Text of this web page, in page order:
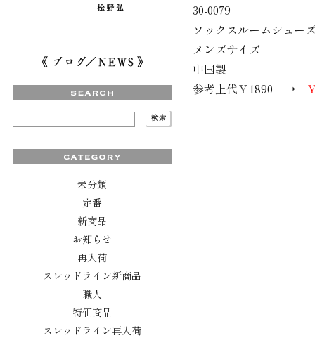
未分類
定番
新商品
お知らせ
再入荷
スレッドライン新商品
職人
特価商品
スレッドライン再入荷
30-0079
ソックスルームシュー
メンズサイズ
中国製
参考上代￥1890 →